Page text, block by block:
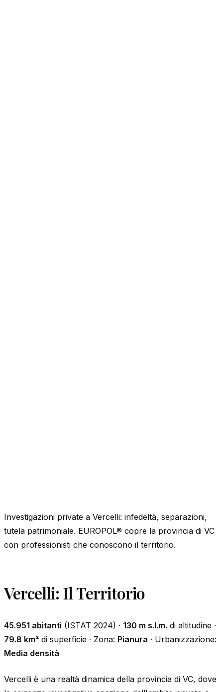
Investigazioni private a Vercelli: infedeltà, separazioni,
tutela patrimoniale. EUROPOL® copre la provincia di VC
con professionisti che conoscono il territorio.
Vercelli: Il Territorio
45.951 abitanti (ISTAT 2024) · 130 m s.l.m. di altitudine ·
79.8 km² di superficie · Zona: Pianura · Urbanizzazione:
Media densità
Vercelli è una realtà dinamica della provincia di VC, dove